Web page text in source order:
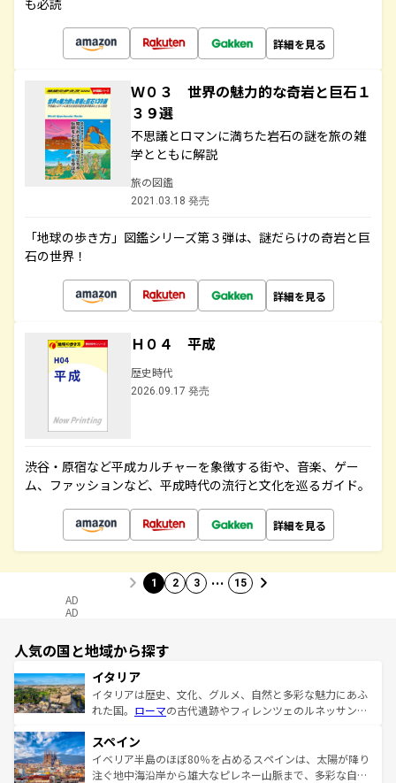
も必読
詳細を見る
Ｗ０３ 世界の魅力的な奇岩と巨石１
３９選
不思議とロマンに満ちた岩石の謎を旅の雑
学とともに解説
旅の図鑑
2021.03.18 発売
「地球の歩き方」図鑑シリーズ第３弾は、謎だらけの奇岩と巨
石の世界！
詳細を見る
Ｈ０４ 平成
歴史時代
2026.09.17 発売
渋谷・原宿など平成カルチャーを象徴する街や、音楽、ゲー
ム、ファッションなど、平成時代の流行と文化を巡るガイド。
詳細を見る
1 2 3 … 15
AD
AD
人気の国と地域から探す
イタリア
イタリアは歴史、文化、グルメ、自然と多彩な魅力にあふ
れた国。 ローマの古代遺跡やフィレンツェのルネッサンス
ろん、トスカーナの美しい田園風景やアマルフィ海岸の絶
景など、自然景観も見逃せない。観光の合間には、本場の
ピザやパスタなど、絶品のイタリア料理を堪能することも
スペイン
イベリア半島のほぼ80％を占めるスペインは、太陽が降り
注ぐ地中海沿岸から雄大なピレネー山脈まで、多彩な自然